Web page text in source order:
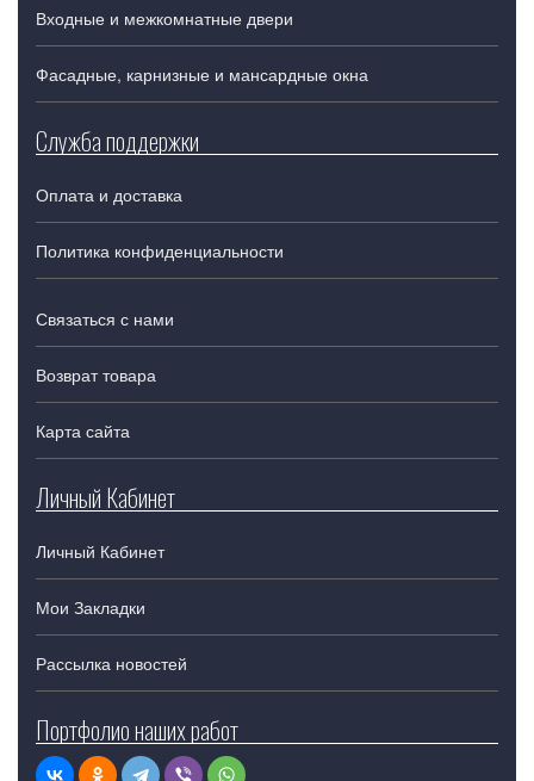
Входные и межкомнатные двери
Фасадные, карнизные и мансардные окна
Служба поддержки
Оплата и доставка
Политика конфиденциальности
Связаться с нами
Возврат товара
Карта сайта
Личный Кабинет
Личный Кабинет
Мои Закладки
Рассылка новостей
Портфолио наших работ